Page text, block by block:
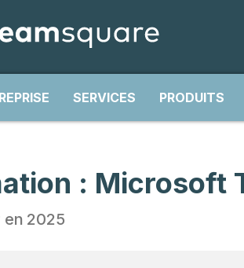
SERVICES PRODUITS
: Microsoft
en 2025